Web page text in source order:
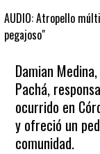
AUDIO: Atropello
pegajoso"
Damian
Pachá,
ocurrido en
y ofreció un
comunidad.